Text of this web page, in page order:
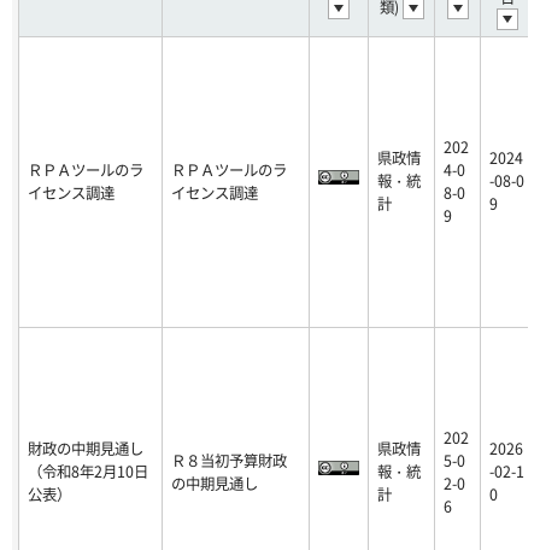
類)
ＲＰＡツールのラ
イセンス調達
ＲＰＡツールのラ
イセンス調達
県政情
報・統
計
202
4-0
8-0
9
2024
-08-0
9
財政の中期見通し
（令和8年2月10日
公表）
Ｒ８当初予算財政
の中期見通し
県政情
報・統
計
202
5-0
2-0
6
2026
-02-1
0